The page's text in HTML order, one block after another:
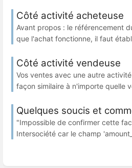
Côté activité acheteuse
Avant propos : le référencement
que l'achat fonctionne, il faut
Côté activité vendeuse
Vos ventes avec une autre
façon similaire à n'importe quelle
Quelques soucis et
"Impossible de confirmer cette
Intersociété car le champ